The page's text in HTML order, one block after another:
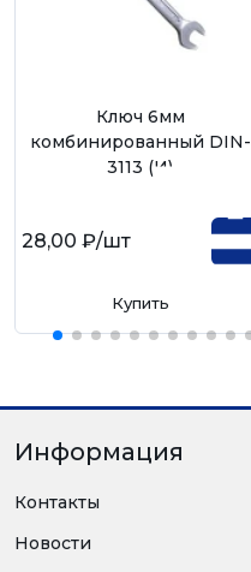
Ключ 6мм
комбинированный DIN-
3113 (И)
28,00 ₽/шт
Купить
Информация
Контакты
Новости